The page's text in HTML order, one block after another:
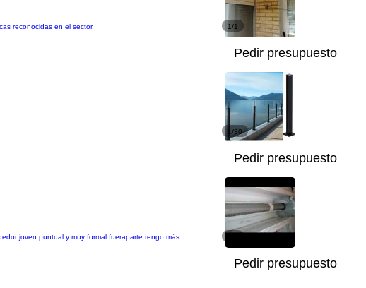
reconocidas en el sector.
1/1
Pedir presupuesto
1/30
Pedir presupuesto
joven puntual y muy formal fueraparte tengo más
Pedir presupuesto